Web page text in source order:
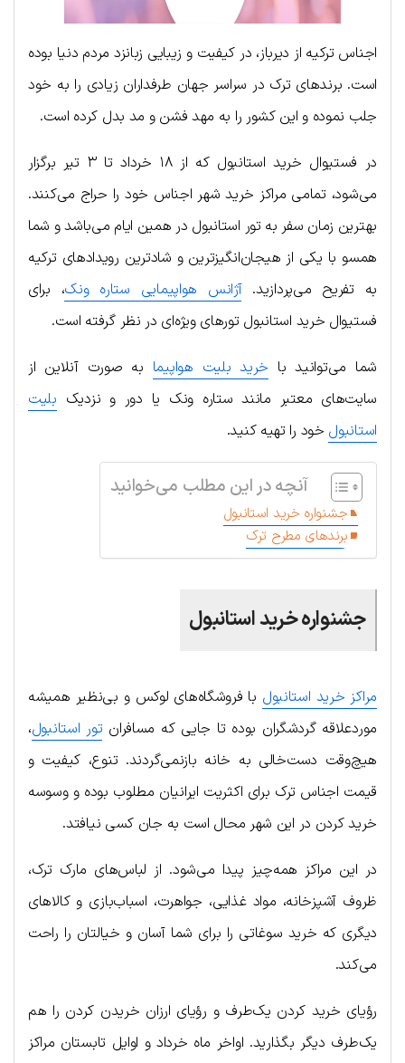
اجناس ترکیه از دیرباز، در کیفیت و زیبایی زبانزد مردم دنیا بوده
است. برندهای ترک در سراسر جهان طرفداران زیادی را به خود
جلب نموده و این کشور را به مهد فشن و مد بدل کرده است.
در فستیوال خرید استانبول که از ۱۸ خرداد تا ۳ تیر برگزار
می‌شود، تمامی مراکز خرید شهر اجناس خود را حراج می‌کنند.
بهترین زمان سفر به تور استانبول در همین ایام می‌باشد و شما
همسو با یکی از هیجان‌انگیزترین و شادترین رویدادهای ترکیه
به تفریح می‌پردازید.آژانس هواپیمایی ستاره ونک، برای
فستیوال خرید استانبول تورهای ویژه‌ای در نظر گرفته است.
شما می‌توانید با خرید بلیت هواپیما به صورت آنلاین از
سایت‌های معتبر مانند ستاره ونک یا دور و نزدیک بلیت
استانبول خود را تهیه کنید.
آنچه در این مطلب می‌خوانید
جشنواره خرید استانبول
برندهای مطرح ترک
جشنواره خرید استانبول
مراکز خرید استانبول با فروشگاه‌های لوکس و بی‌نظیر همیشه
موردعلاقه گردشگران بوده تا جایی که مسافران تور استانبول،
هیچ‌وقت دست‌خالی به خانه بازنمی‌گردند. تنوع، کیفیت و
قیمت اجناس ترک برای اکثریت ایرانیان مطلوب بوده و وسوسه
خرید کردن در این شهر محال است به جان کسی نیافتد.
در این مراکز همه‌چیز پیدا می‌شود. از لباس‌های مارک ترک،
ظروف آشپزخانه، مواد غذایی، جواهرت، اسباب‌بازی و کالاهای
دیگری که خرید سوغاتی را برای شما آسان و خیالتان را راحت
می‌کند.
رؤیای خرید کردن یک‌طرف و رؤیای ارزان خریدن کردن را هم
یک‌طرف دیگر بگذارید. اواخر ماه خرداد و اوایل تابستان مراکز